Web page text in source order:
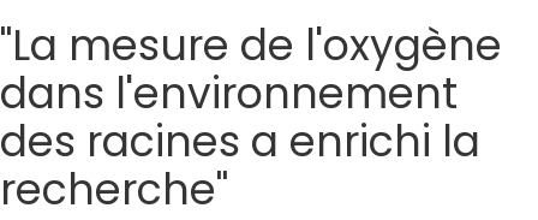
"La mesure de l'oxygène
dans l'environnement
des racines a enrichi la
recherche"